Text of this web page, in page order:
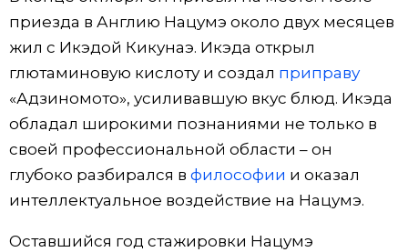
приезда в Англию Нацумэ около двух месяцев
жил с Икэдой Кикунаэ. Икэда открыл
глютаминовую кислоту и создал приправу
«Адзиномото», усиливавшую вкус блюд. Икэда
обладал широкими познаниями не только в
своей профессиональной области – он
глубоко разбирался в философии и оказал
интеллектуальное воздействие на Нацумэ.
Оставшийся год стажировки Нацумэ